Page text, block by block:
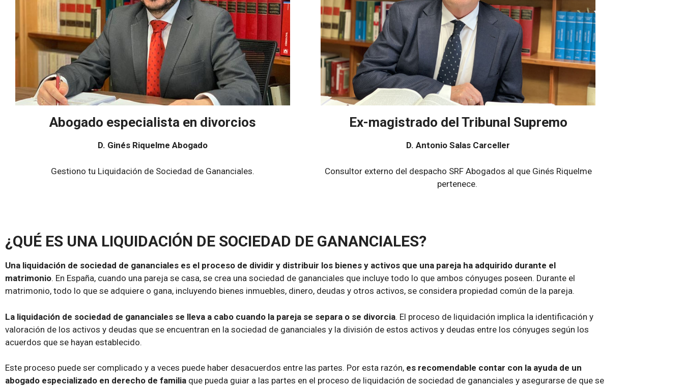
Abogado especialista en divorcios
D. Ginés Riquelme Abogado
Gestiono tu Liquidación de Sociedad de Gananciales.
Ex-magistrado del Tribunal Supremo
D. Antonio Salas Carceller
Consultor externo del despacho SRF Abogados al que Ginés Riquelme
pertenece.
¿QUÉ ES UNA LIQUIDACIÓN DE SOCIEDAD DE GANANCIALES?
Una liquidación de sociedad de gananciales es el proceso de dividir y distribuir los bienes y activos que una pareja ha adquirido durante el
matrimonio. En España, cuando una pareja se casa, se crea una sociedad de gananciales que incluye todo lo que ambos cónyuges poseen. Durante el
matrimonio, todo lo que se adquiere o gana, incluyendo bienes inmuebles, dinero, deudas y otros activos, se considera propiedad común de la pareja.
La liquidación de sociedad de gananciales se lleva a cabo cuando la pareja se separa o se divorcia. El proceso de liquidación implica la identificación y
valoración de los activos y deudas que se encuentran en la sociedad de gananciales y la división de estos activos y deudas entre los cónyuges según los
acuerdos que se hayan establecido.
Este proceso puede ser complicado y a veces puede haber desacuerdos entre las partes. Por esta razón, es recomendable contar con la ayuda de un
abogado especializado en derecho de familia que pueda guiar a las partes en el proceso de liquidación de sociedad de gananciales y asegurarse de que se